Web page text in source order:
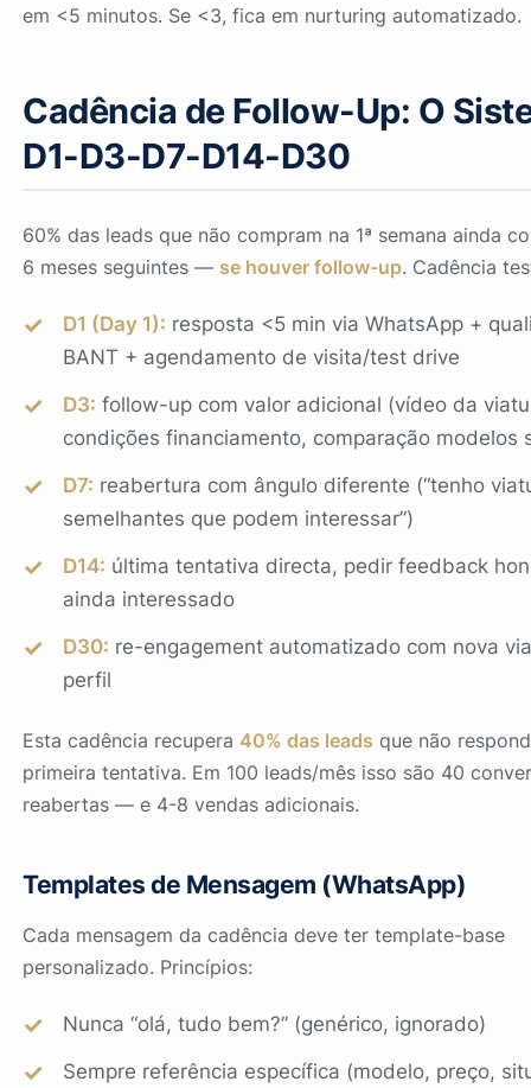
em <5 minutos. Se <3, fica em nurturing automatizado.
Cadência de Follow-Up: O
D1-D3-D7-D14-D30
60% das leads que não compram na 1ª semana ainda
6 meses seguintes — se houver follow-up. Cadência
D1 (Day 1): resposta <5 min via WhatsApp +
BANT + agendamento de visita/test drive
D3: follow-up com valor adicional (vídeo da
condições financiamento, comparação modelos
D7: reabertura com ângulo diferente (“tenho
semelhantes que podem interessar”)
D14: última tentativa directa, pedir feedback
ainda interessado
D30: re-engagement automatizado com nova
perfil
Esta cadência recupera40% das leads que não
primeira tentativa. Em 100 leads/mês isso são 40
reabertas — e 4-8 vendas adicionais.
Templates de Mensagem (WhatsApp)
Cada mensagem da cadência deve ter template-base
personalizado. Princípios:
Nunca “olá, tudo bem?” (genérico, ignorado)
Sempre referência específica (modelo, preço,